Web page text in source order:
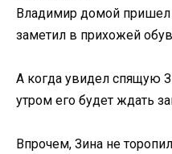
Владимир домой
заметил в прихожей
А когда увидел спящую
утром его будет ждать
Впрочем, Зина не